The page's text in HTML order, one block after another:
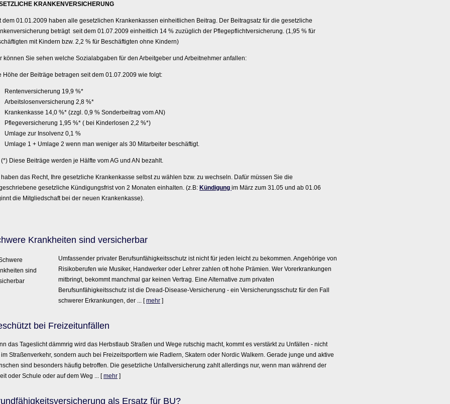
KRANKENVERSICHERUNG
dem 01.01.2009 haben alle gesetzlichen Krankenkassen einheitlichen Beitrag. Der Beitragsatz für die gesetzliche
beträgt seit dem 01.07.2009 einheitlich 14 % zuzüglich der Pflegepflichtversicherung. (1,95 % für
mit Kindern bzw. 2,2 % für Beschäftigten ohne Kindern)
können Sie sehen welche Sozialabgaben für den Arbeitgeber und Arbeitnehmer anfallen:
Höhe der Beiträge betragen seit dem 01.07.2009 wie folgt:
Rentenversicherung 19,9 %*
Arbeitslosenversicherung 2,8 %*
Krankenkasse 14,0 %* (zzgl. 0,9 % Sonderbeitrag vom AN)
Pflege­ver­si­che­rung 1,95 %* ( bei Kinderlosen 2,2 %*)
Umlage zur Insolvenz 0,1 %
Umlage 1 + Umlage 2 wenn man weniger als 30 Mitarbeiter beschäftigt.
Diese Beiträge werden je Hälfte vom AG und AN bezahlt.
das Recht, Ihre gesetzliche Krankenkasse selbst zu wählen bzw. zu wechseln. Dafür müssen Sie die
gesetzliche Kündigungsfrist von 2 Monaten einhalten. (z.B: Kündigung im März zum 31.05 und ab 01.06
die Mitgliedschaft bei der neuen Krankenkasse).
Krank­hei­ten sind versicherbar
Umfassender privater Berufsunfähigkeitsschutz ist nicht für jeden leicht zu bekommen. Angehörige von
Risikoberufen wie Musiker, Handwerker oder Lehrer zahlen oft hohe Prämien. Wer Vorerkrankungen
mitbringt, bekommt manchmal gar keinen Vertrag. Eine Alternative zum privaten
Berufsunfähigkeitsschutz ist die Dread-Disease-Versicherung - ein Versicherungsschutz für den Fall
schwerer Erkrankungen, der ... [mehr ]
bei Freizeitunfällen
das Tageslicht dämmrig wird das Herbstlaub Straßen und Wege rutschig macht, kommt es verstärkt zu Unfällen - nicht
Straßenverkehr, sondern auch bei Freizeitsportlern wie Radlern, Skatern oder Nordic Walkern. Gerade junge und aktive
sind besonders häufig betroffen. Die gesetzliche Unfall­ver­si­che­rung zahlt allerdings nur, wenn man während der
oder Schule oder auf dem Weg ... [mehr ]
als Ersatz für BU?